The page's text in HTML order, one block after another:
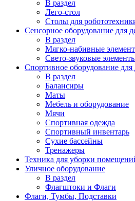
В раздел
Лего-стол
Столы для
Сенсорное оборудование для
В раздел
Мягко-набивные
Свето-звуковые
Спортивное оборудование для
В раздел
Балансиры
Маты
Мебель и оборудование
Мячи
Спортивная одежда
Спортивный инвентарь
Сухие бассейны
Тренажеры
Техника для уборки
Уличное оборудование
В раздел
Флагштоки и Флаги
Флаги, Тумбы, Подставки